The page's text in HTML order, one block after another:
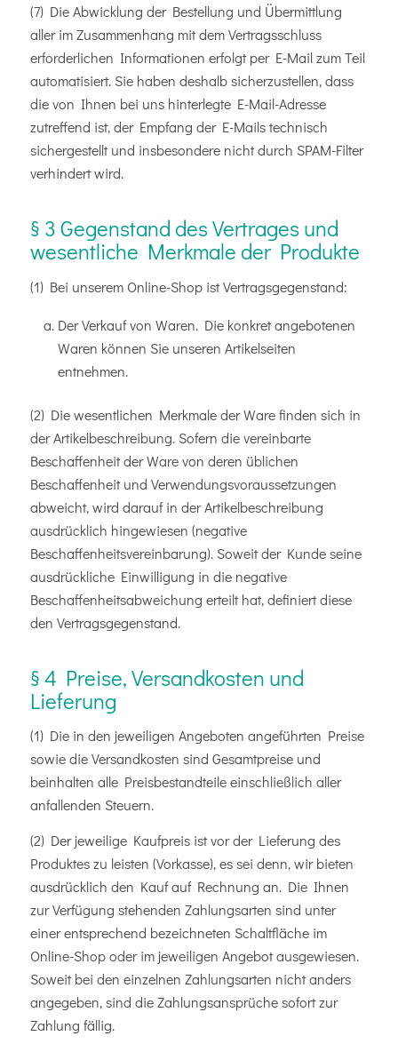
(7) Die Abwicklung der Bestellung und Übermittlung
aller im Zusammenhang mit dem Vertragsschluss
erforderlichen Informationen erfolgt per E-Mail zum Teil
automatisiert. Sie haben deshalb sicherzustellen, dass
die von Ihnen bei uns hinterlegte E-Mail-Adresse
zutreffend ist, der Empfang der E-Mails technisch
sichergestellt und insbesondere nicht durch SPAM-Filter
verhindert wird.
§ 3 Gegenstand des Vertrages und
wesentliche Merkmale der Produkte
(1) Bei unserem Online-Shop ist Vertragsgegenstand:
Der Verkauf von Waren. Die konkret angebotenen
Waren können Sie unseren Artikelseiten
entnehmen.
(2) Die wesentlichen Merkmale der Ware finden sich in
der Artikelbeschreibung. Sofern die vereinbarte
Beschaffenheit der Ware von deren üblichen
Beschaffenheit und Verwendungsvoraussetzungen
abweicht, wird darauf in der Artikelbeschreibung
ausdrücklich hingewiesen (negative
Beschaffenheitsvereinbarung). Soweit der Kunde seine
ausdrückliche Einwilligung in die negative
Beschaffenheitsabweichung erteilt hat, definiert diese
den Vertragsgegenstand.
§ 4 Preise, Versandkosten und
Lieferung
(1) Die in den jeweiligen Angeboten angeführten Preise
sowie die Versandkosten sind Gesamtpreise und
beinhalten alle Preisbestandteile einschließlich aller
anfallenden Steuern.
(2) Der jeweilige Kaufpreis ist vor der Lieferung des
Produktes zu leisten (Vorkasse), es sei denn, wir bieten
ausdrücklich den Kauf auf Rechnung an. Die Ihnen
zur Verfügung stehenden Zahlungsarten sind unter
einer entsprechend bezeichneten Schaltfläche im
Online-Shop oder im jeweiligen Angebot ausgewiesen.
Soweit bei den einzelnen Zahlungsarten nicht anders
angegeben, sind die Zahlungsansprüche sofort zur
Zahlung fällig.